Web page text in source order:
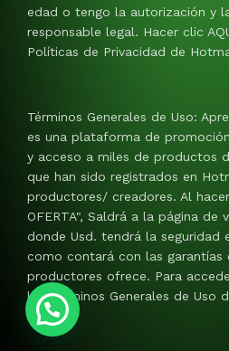
edad o tengo la autorización y
responsable legal. Hacer clic
Políticas de Privacidad de
Términos Generales de Uso:
es una plataforma de
y acceso a miles de productos
que han sido registrados en
productores/ creadores. Al
OFERTA", Saldrá a la página de
donde Usd. tendrá la seguridad
como contará con las garantías
productores ofrece. Para
los Términos Generales de Uso
AQUI.